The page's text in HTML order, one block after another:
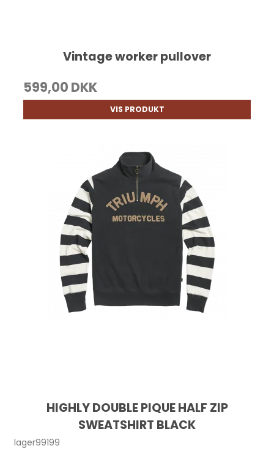
Vintage worker pullover
599,00 DKK
VIS PRODUKT
HIGHLY DOUBLE PIQUE HALF ZIP
SWEATSHIRT BLACK
lager99199